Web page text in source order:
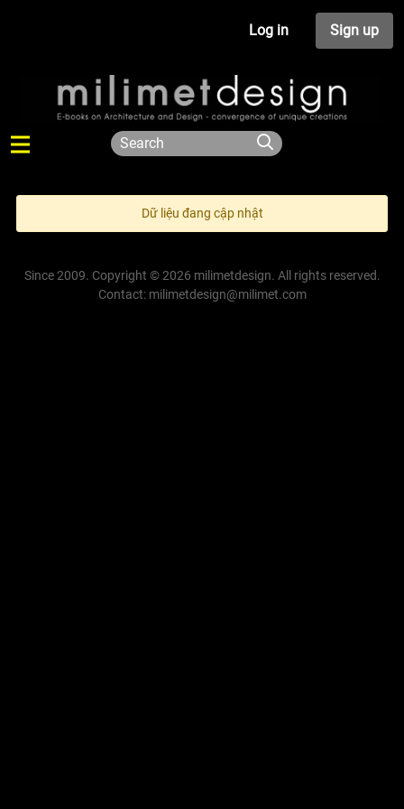
Log in Sign up
Dữ liệu đang cập nhật
Since 2009. Copyright © 2026 milimetdesign. All rights reserved.
Contact: milimetdesign@milimet.com